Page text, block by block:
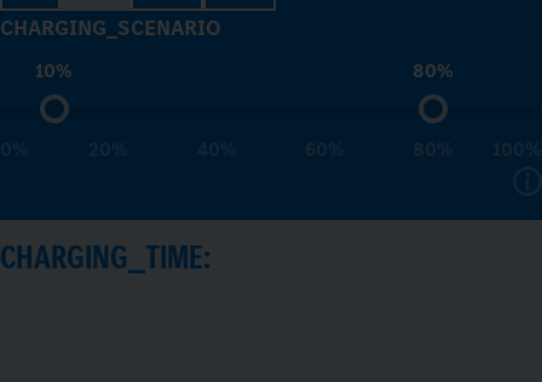
CHARGING_SCENARIO
10% 80%
CHARGING_TIME: